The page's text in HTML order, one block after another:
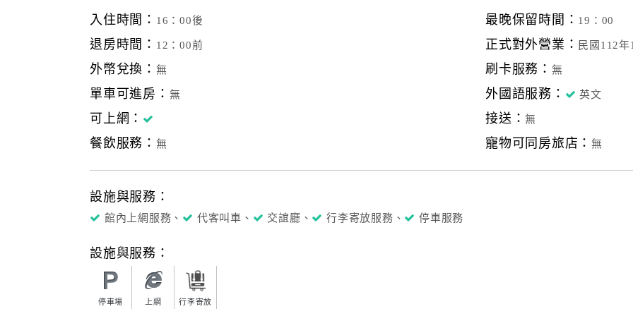
入住時間： 16：00後 最晚保留時間： 19：00
退房時間： 12：00前 正式對外營業： 民國112
外幣兌換： 無 刷卡服務： 無
單車可進房： 無 外國語服務： 英文
可上網： 接送：無
餐飲服務： 無 寵物可同房旅店： 無
設施與服務：
館內上網服務、 代客叫車、 交誼廳、 行李寄放服務、 停車服務
設施與服務：
停車場 上網 行李寄放